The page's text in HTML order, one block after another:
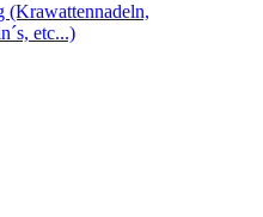
(Krawattennadeln,
etc...)